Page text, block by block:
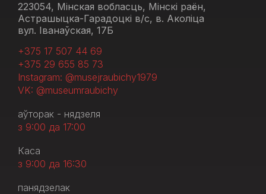
223054, Мінская вобласць, Мінскі раён,
Астрашыцка-Гарадоцкі в/с, в. Аколіца
вул. Іванаўская, 17Б
+375 17 507 44 69
+375 29 655 85 73
Instagram: @musejraubichy1979
VK: @museumraubichy
аўторак - нядзеля
з 9:00 да 17:00
Каса
з 9:00 да 16:30
панядзелак